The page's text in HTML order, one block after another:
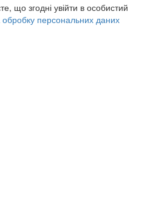
що згодні увійти в особистий
обробку персональних даних